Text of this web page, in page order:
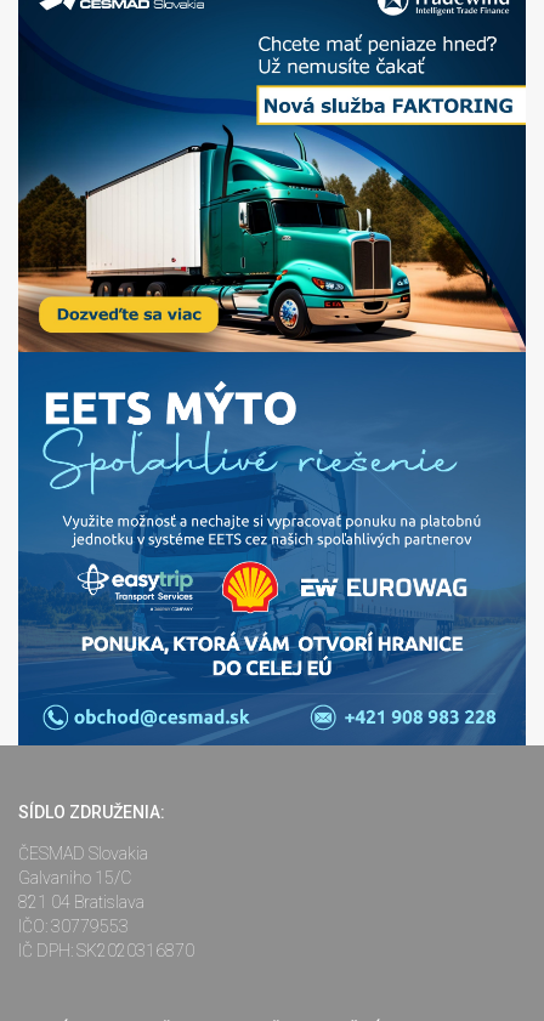
SÍDLO ZDRUŽENIA:
ČESMAD Slovakia
Galvaniho 15/C
821 04 Bratislava
IČO: 30779553
IČ DPH: SK2020316870